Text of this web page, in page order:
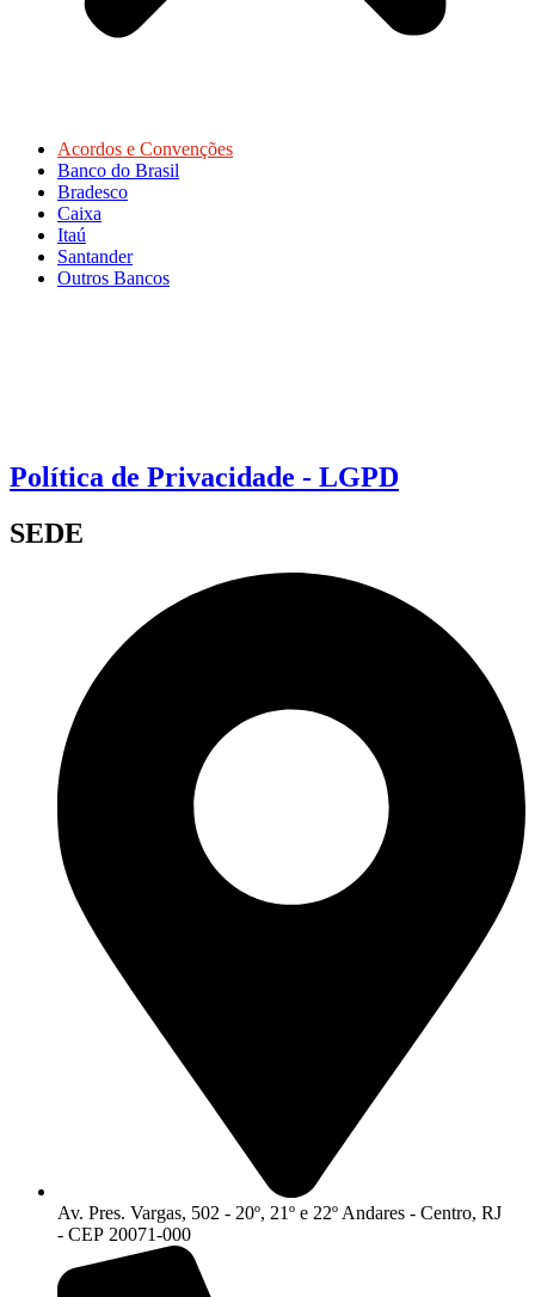
Acordos e Convenções
Banco do Brasil
Bradesco
Caixa
Itaú
Santander
Outros Bancos
Política de Privacidade - LGPD
SEDE
Av. Pres. Vargas, 502 - 20º, 21º e 22º Andares - Centro, RJ
- CEP 20071-000